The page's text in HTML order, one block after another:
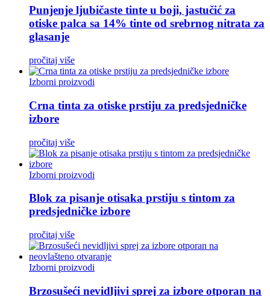
Punjenje ljubičaste tinte u boji, jastučić za
otiske palca sa 14% tinte od srebrnog nitrata za
glasanje
pročitaj više
Izborni proizvodi
Crna tinta za otiske prstiju za predsjedničke
izbore
pročitaj više
Izborni proizvodi
Blok za pisanje otisaka prstiju s tintom za
predsjedničke izbore
pročitaj više
Izborni proizvodi
Brzosušeći nevidljivi sprej za izbore otporan na